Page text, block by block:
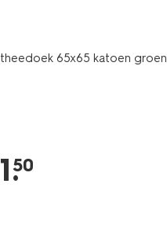
theedoek 65x65 katoen groen
1.
50